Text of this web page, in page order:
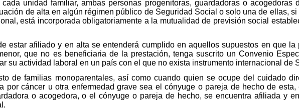
unidad familiar, ambas personas progenitoras, guardadoras o acogedoras
de alta en algún régimen público de Seguridad Social o solo una de ellas,
está incorporada obligatoriamente a la mutualidad de previsión social
estar afiliado y en alta se entenderá cumplido en aquellos supuestos en que la
que no es beneficiaria de la prestación, tenga suscrito un Convenio
su actividad laboral en un país con el que no exista instrumento internacional de
de familias monoparentales, así como cuando quien se ocupe del cuidado
por cáncer u otra enfermedad grave sea el cónyuge o pareja de hecho de
o acogedora, o el cónyuge o pareja de hecho, se encuentra afiliada y